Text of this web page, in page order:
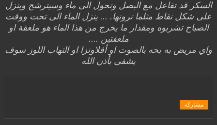
السكر قد تفاعل مع البصل وتحول الى ماء وسيترشح وينزل
على شكل نقاط مثلما ترونها. ... ينزل الماء الى تحت ووقت
الصباح تشربوه ومقدار ما يخرج من هذا الماء هو ملعقة او
ملعقتين ....
واي مريض به بحه بالصوت او أفلاونزا او التهاب اللوز سوف
يشفى بأذن الله
مشاركة